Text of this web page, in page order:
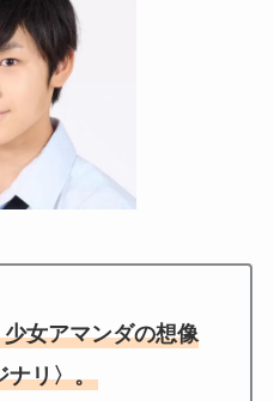
女アマンダの想像
ナリ〉。